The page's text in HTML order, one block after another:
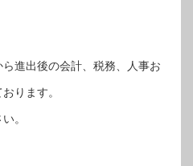
進出後の会計、税務、人事お
ります。
。